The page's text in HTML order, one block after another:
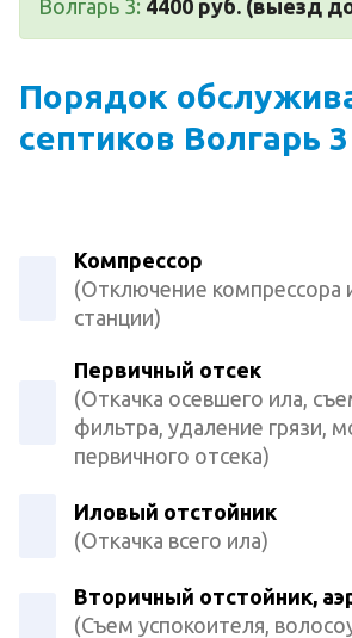
Волгарь 3: 4400 руб. (выезд
Порядок
септиков Волгарь 3
Компрессор
(Отключение компрессора
станции)
Первичный отсек
(Откачка осевшего ила,
фильтра, удаление грязи,
первичного отсека)
Иловый отстойник
(Откачка всего ила)
Вторичный отстойник,
(Съем успокоителя,